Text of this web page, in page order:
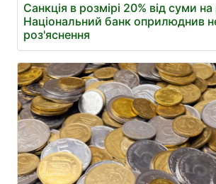
Санкція в розмірі 20% від суми
Національний банк оприлюднив
роз'яснення